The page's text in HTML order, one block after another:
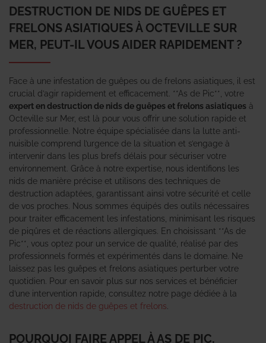
DESTRUCTION DE NIDS DE GUÊPES ET
FRELONS ASIATIQUES À OCTEVILLE SUR
MER, PEUT-IL VOUS AIDER RAPIDEMENT ?
Face à une infestation de guêpes ou de frelons asiatiques, il est
crucial d’agir rapidement et efficacement. **As de Pic**, votre
expert en destruction de nids de guêpes et frelons asiatiques à
Octeville sur Mer, est là pour vous offrir une solution rapide et
professionnelle. Notre équipe spécialisée dans la lutte anti-
nuisible comprend l’urgence de la situation et s’engage à
intervenir dans les plus brefs délais pour sécuriser votre
environnement. Grâce à notre expertise, nous identifions les
nids de manière précise et utilisons des techniques de
destruction adaptées, garantissant ainsi votre sécurité et celle
de vos proches. Nous sommes équipés des outils nécessaires
pour traiter efficacement les infestations, minimisant les risques
de piqûres et de réactions allergiques. En choisissant **As de
Pic**, vous optez pour un service de qualité, réalisé par des
professionnels formés et expérimentés dans le domaine. Ne
laissez pas les guêpes et frelons asiatiques perturber votre
quotidien. Pour en savoir plus sur nos services et bénéficier
d’une intervention rapide, consultez notre page dédiée à la
destruction de nids de guêpes et frelons
POURQUOI FAIRE APPEL À AS DE PIC,